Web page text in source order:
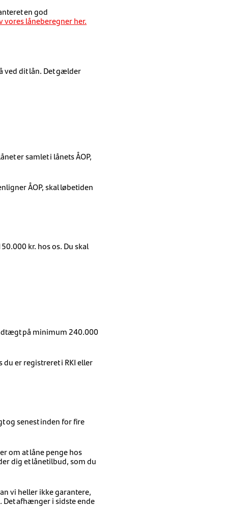
en god
vores låneberegner her.
ved dit lån. Det gælder
er samlet i lånets ÅOP,
ÅOP, skal løbetiden
kr. hos os. Du skal
på minimum 240.000
er registreret i RKI eller
og senest inden for fire
om at låne penge hos
dig et lånetilbud, som du
vi heller ikke garantere,
Det afhænger i sidste ende